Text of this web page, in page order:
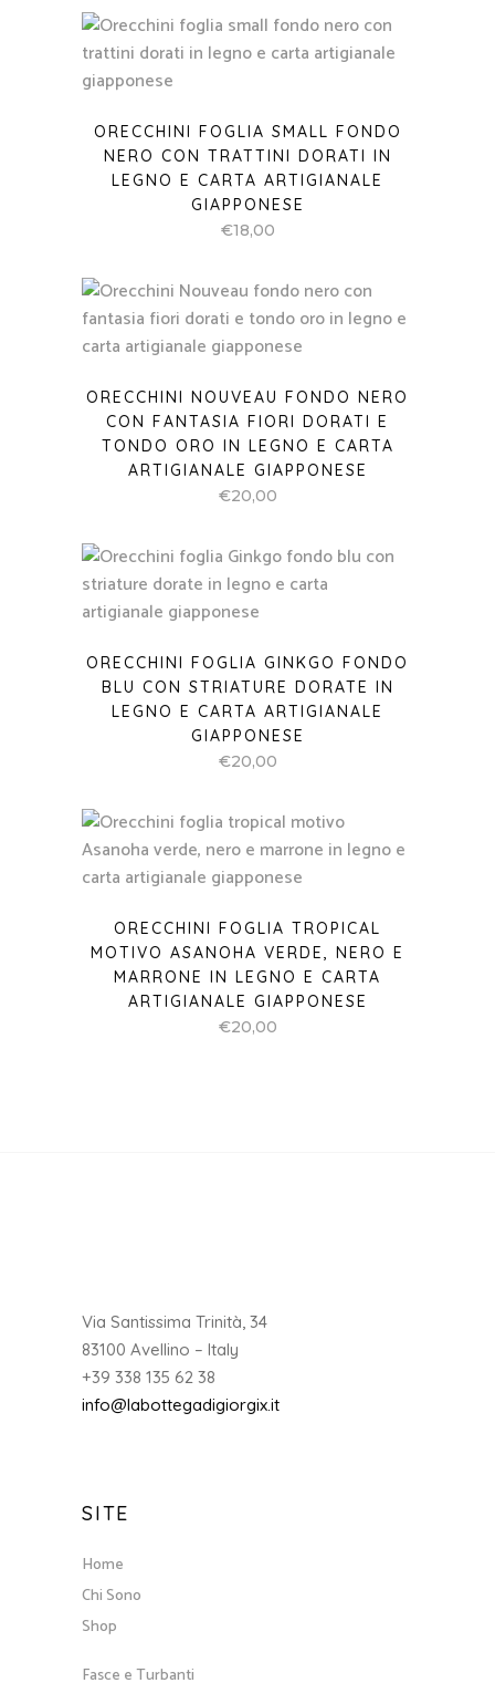
ORECCHINI FOGLIA SMALL FONDO
NERO CON TRATTINI DORATI IN
LEGNO E CARTA ARTIGIANALE
GIAPPONESE
€18,00
ORECCHINI NOUVEAU FONDO NERO
CON FANTASIA FIORI DORATI E
TONDO ORO IN LEGNO E CARTA
ARTIGIANALE GIAPPONESE
€20,00
ORECCHINI FOGLIA GINKGO FONDO
BLU CON STRIATURE DORATE IN
LEGNO E CARTA ARTIGIANALE
GIAPPONESE
€20,00
ORECCHINI FOGLIA TROPICAL
MOTIVO ASANOHA VERDE, NERO E
MARRONE IN LEGNO E CARTA
ARTIGIANALE GIAPPONESE
€20,00
Via Santissima Trinità, 34
83100 Avellino – Italy
+39 338 135 62 38
info@labottegadigiorgix.it
SITE
Home
Chi Sono
Shop
Fasce e Turbanti